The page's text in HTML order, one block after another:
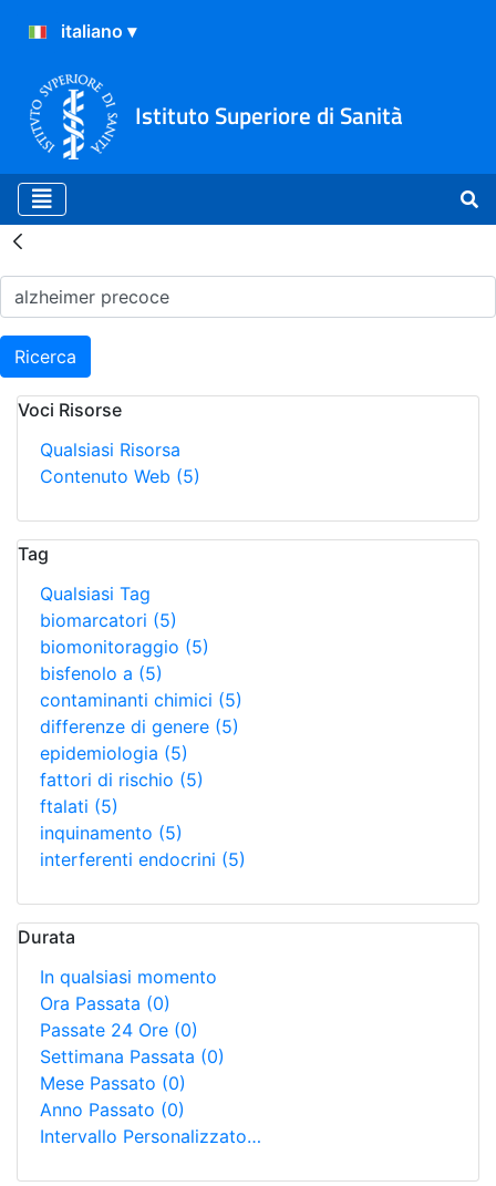
Istituto Superiore di Sanità
Risultati della Ricerca -
Ricerca
Voci Risorse
Qualsiasi Risorsa
Contenuto Web (5)
Tag
Qualsiasi Tag
biomarcatori (5)
biomonitoraggio (5)
bisfenolo a (5)
contaminanti chimici (5)
differenze di genere (5)
epidemiologia (5)
fattori di rischio (5)
ftalati (5)
inquinamento (5)
interferenti endocrini (5)
Durata
In qualsiasi momento
Ora Passata (0)
Passate 24 Ore (0)
Settimana Passata (0)
Mese Passato (0)
Anno Passato (0)
Intervallo Personalizzato…